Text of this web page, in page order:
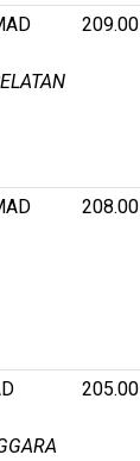
209.00
208.00
205.00